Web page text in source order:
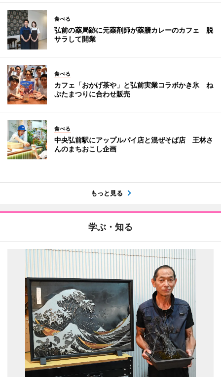
食べる
弘前の薬局跡に元薬剤師が薬膳カレーのカフェ 脱
サラして開業
食べる
カフェ「おかげ茶や」と弘前実業コラボかき氷 ね
ぷたまつりに合わせ販売
食べる
中央弘前駅にアップルパイ店と混ぜそば店 王林さ
んのまちおこし企画
もっと見る
学ぶ・知る